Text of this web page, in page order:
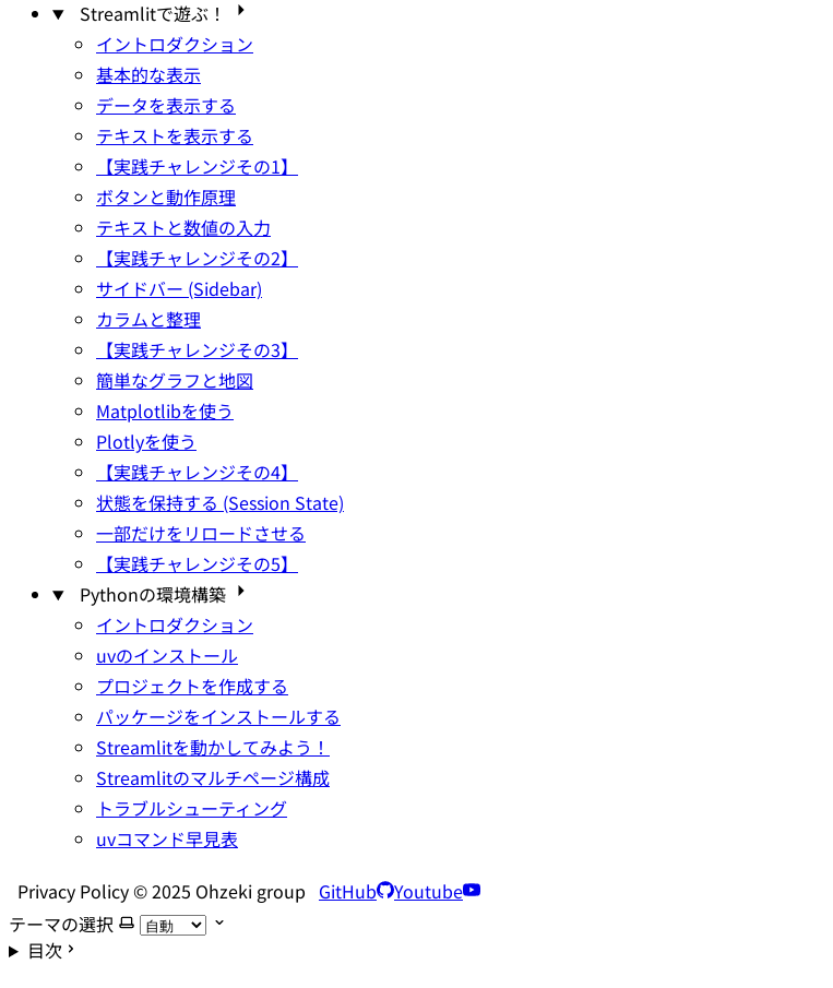
Streamlitで遊ぶ！
イントロダクション
基本的な表示
データを表示する
テキストを表示する
【実践チャレンジその1】
ボタンと動作原理
テキストと数値の入力
【実践チャレンジその2】
サイドバー (Sidebar)
カラムと整理
【実践チャレンジその3】
簡単なグラフと地図
Matplotlibを使う
Plotlyを使う
【実践チャレンジその4】
状態を保持する (Session State)
一部だけをリロードさせる
【実践チャレンジその5】
Pythonの環境構築
イントロダクション
uvのインストール
プロジェクトを作成する
パッケージをインストールする
Streamlitを動かしてみよう！
Streamlitのマルチページ構成
トラブルシューティング
uvコマンド早見表
Privacy Policy © 2025 Ohzeki group GitHub
Youtube
テーマの選択
目次